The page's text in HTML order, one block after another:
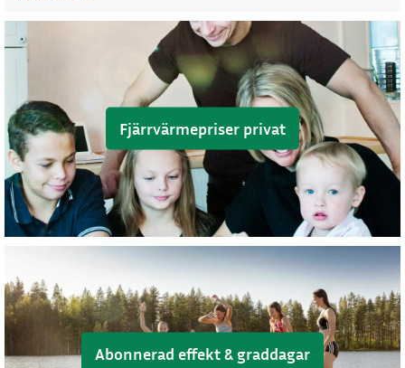
Fjärrvärmepriser privat
Abonnerad effekt & graddagar